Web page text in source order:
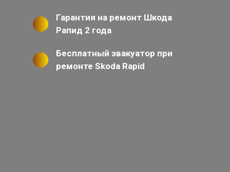
Гарантия на ремонт Шкода
Рапид 2 года
Бесплатный эвакуатор при
ремонте Skoda Rapid